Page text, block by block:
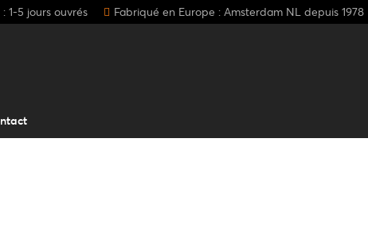
1-5 jours ouvrés Fabriqué en Europe : Amsterdam NL depuis 1978